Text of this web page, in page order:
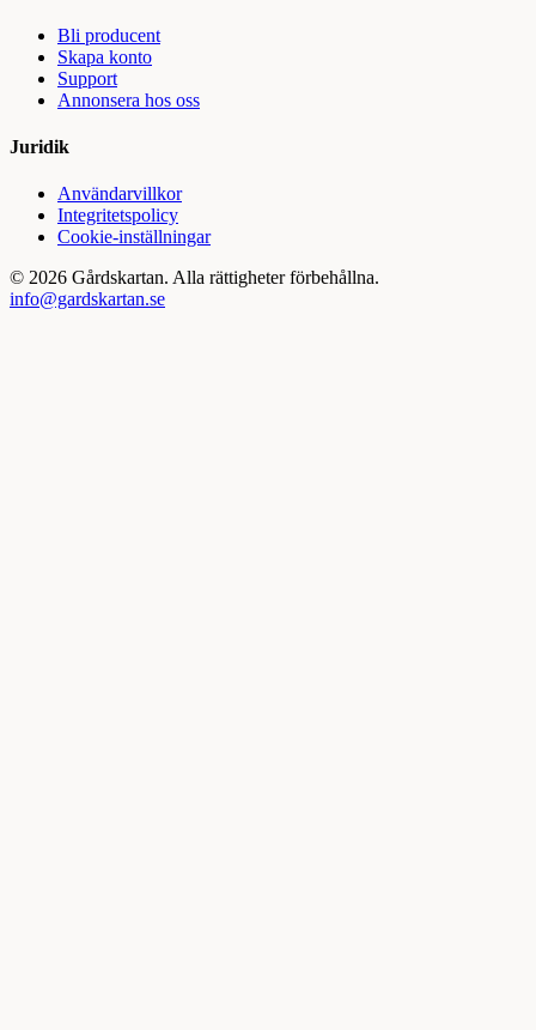
Bli producent
Skapa konto
Support
Annonsera hos oss
Juridik
Användarvillkor
Integritetspolicy
Cookie-inställningar
© 2026 Gårdskartan. Alla rättigheter förbehållna.
info@gardskartan.se